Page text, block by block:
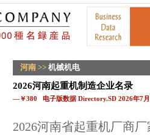
河南 >> 机械机电
2026河南起重机制造企业名录
—￥380 电子版数据 Directory.SD 2026年7
2026河南省起重机厂商